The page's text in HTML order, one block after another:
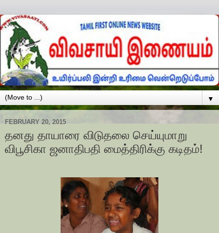
▼
FEBRUARY 20, 2015
தனது தாயாரை விடுதலை செய்யுமாறு
விபூசிகா ஜனாதிபதி மைத்திரிக்கு கடிதம்!